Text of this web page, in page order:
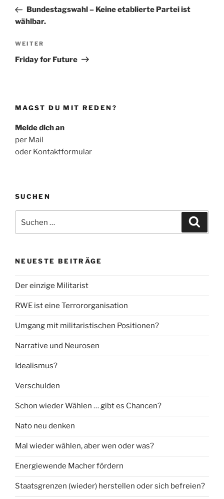
Beitrag
Bundestagswahl – Keine etablierte Partei ist
wählbar.
Nächster
Beitrag
WEITER
Friday for Future
MAGST DU MIT REDEN?
Melde dich an
per Mail
oder Kontaktformular
SUCHEN
nach:
NEUESTE BEITRÄGE
Der einzige Militarist
RWE ist eine Terrororganisation
Umgang mit militaristischen Positionen?
Narrative und Neurosen
Idealismus?
Verschulden
Schon wieder Wählen … gibt es Chancen?
Nato neu denken
Mal wieder wählen, aber wen oder was?
Energiewende Macher fördern
Staatsgrenzen (wieder) herstellen oder sich befreien?